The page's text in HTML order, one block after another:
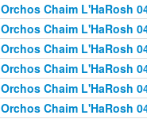
Orchos Chaim L'HaRosh
Orchos Chaim L'HaRosh
Orchos Chaim L'HaRosh
Orchos Chaim L'HaRosh
Orchos Chaim L'HaRosh
Orchos Chaim L'HaRosh